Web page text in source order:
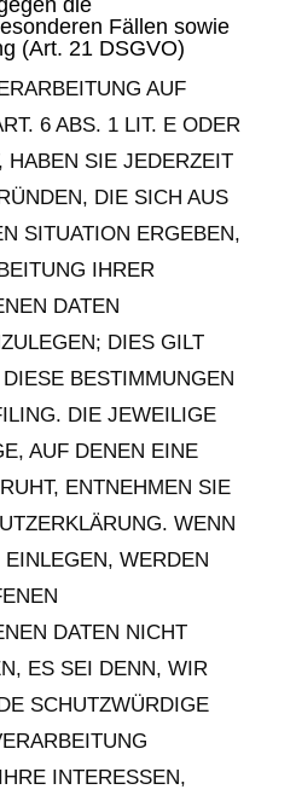
die
Fällen sowie
(Art. 21 DSGVO)
AUF
6 ABS. 1 LIT. E ODER
HABEN SIE JEDERZEIT
DIE SICH AUS
SITUATION ERGEBEN,
IHRER
DATEN
DIES GILT
BESTIMMUNGEN
DIE JEWEILIGE
AUF DENEN EINE
ENTNEHMEN SIE
WENN
WERDEN
DATEN NICHT
ES SEI DENN, WIR
SCHUTZWÜRDIGE
INTERESSEN,